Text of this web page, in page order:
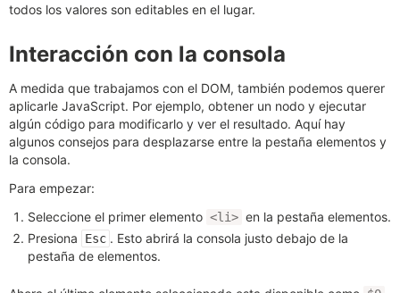
todos los valores son editables en el lugar.
Interacción con la consola
A medida que trabajamos con el DOM, también podemos querer
aplicarle JavaScript. Por ejemplo, obtener un nodo y ejecutar
algún código para modificarlo y ver el resultado. Aquí hay
algunos consejos para desplazarse entre la pestaña elementos y
la consola.
Para empezar:
Seleccione el primer elemento <li> en la pestaña elementos.
Presiona
Esc . Esto abrirá la consola justo debajo de la
pestaña de elementos.